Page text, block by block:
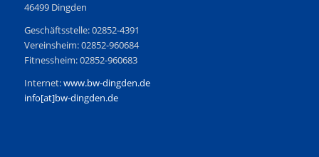
46499 Dingden
Geschäftsstelle: 02852-4391
Vereinsheim: 02852-960684
Fitnessheim: 02852-960683
Internet:www.bw-dingden.de
info[at]bw-dingden.de